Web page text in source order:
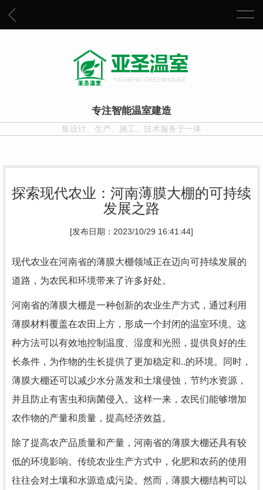
专注智能温室建造
集设计、生产、施工、技术服务于一体
探索现代农业：河南薄膜大棚的可持续
发展之路
[发布日期：2023/10/29 16:41:44]
现代农业在河南省的薄膜大棚领域正在迈向可持续发展的
道路，为农民和环境带来了许多好处。
河南省的薄膜大棚是一种创新的农业生产方式，通过利用
薄膜材料覆盖在农田上方，形成一个封闭的温室环境。这
种方法可以有效地控制温度、湿度和光照，提供良好的生
长条件，为作物的生长提供了更加稳定和..的环境。同时，
薄膜大棚还可以减少水分蒸发和土壤侵蚀，节约水资源，
并且防止有害虫和病菌侵入。这样一来，农民们能够增加
农作物的产量和质量，提高经济效益。
除了提高农产品质量和产量，河南省的薄膜大棚还具有较
低的环境影响。传统农业生产方式中，化肥和农药的使用
往往会对土壤和水源造成污染。然而，薄膜大棚结构可以